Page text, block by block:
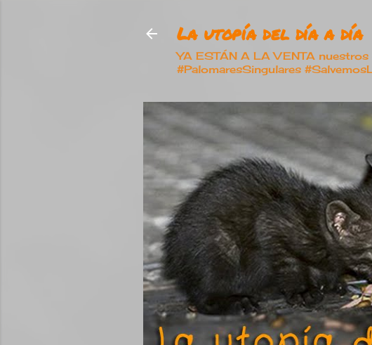
La utopía del día a día
YA ESTÁN A LA VENTA
#PalomaresSingulares